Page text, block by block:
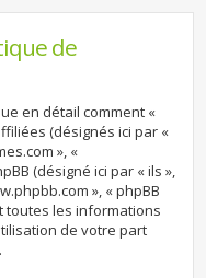
de
en détail comment «
(désignés ici par «
», «
(désigné ici par « ils »,
», « phpBB
toutes les informations
de votre part